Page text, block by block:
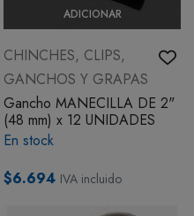
ADICIONAR
CHINCHES, CLIPS,
GANCHOS Y GRAPAS
Gancho MANECILLA DE 2"
(48 mm) x 12 UNIDADES
En stock
$6.694 IVA incluido